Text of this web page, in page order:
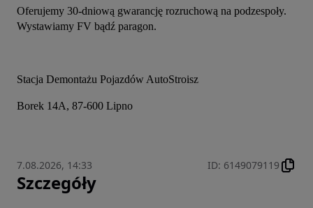
Oferujemy 30-dniową gwarancję rozruchową na podzespoły.
Wystawiamy FV bądź paragon.
Stacja Demontażu Pojazdów AutoStroisz
Borek 14A, 87-600 Lipno
7.08.2026, 14:33 ID: 6149079119
Szczegóły